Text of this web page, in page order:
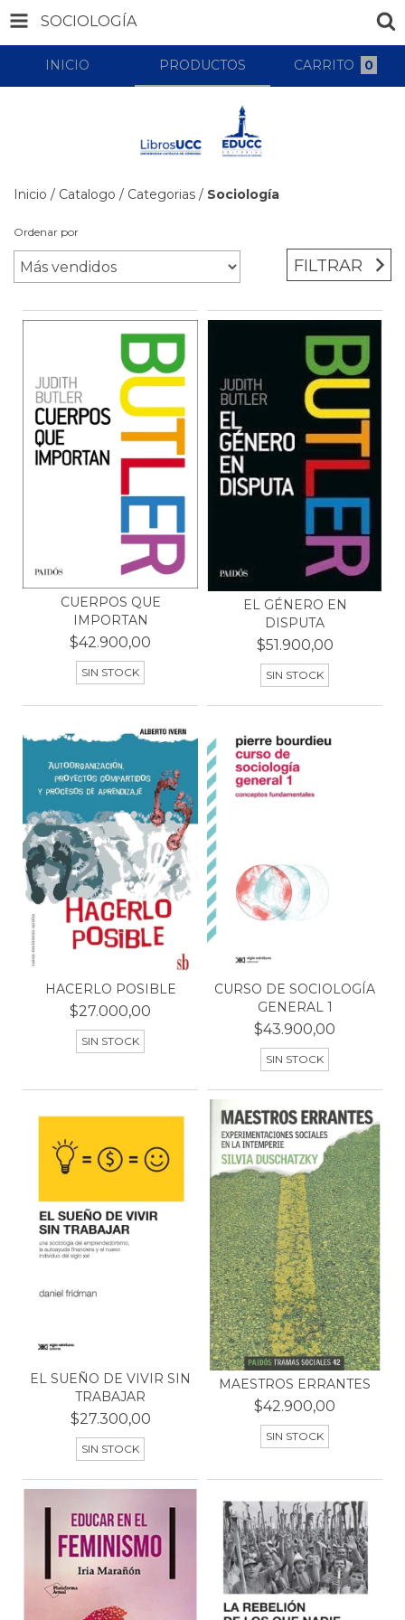
SOCIOLOGÍA
INICIO PRODUCTOS CARRITO 0
Inicio / Catalogo / Categorias / Sociología
Ordenar por
FILTRAR
CUERPOS QUE
IMPORTAN
$42.900,00
SIN STOCK
EL GÉNERO EN
DISPUTA
$51.900,00
SIN STOCK
HACERLO POSIBLE
$27.000,00
SIN STOCK
CURSO DE SOCIOLOGÍA
GENERAL 1
$43.900,00
SIN STOCK
EL SUEÑO DE VIVIR SIN
TRABAJAR
$27.300,00
SIN STOCK
MAESTROS ERRANTES
$42.900,00
SIN STOCK